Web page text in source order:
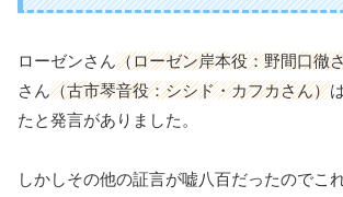
ローゼンさん（ローゼン岸本役：野間口徹
さん（古市琴音役：シシド・カフカさん）
たと発言がありました。
しかしその他の証言が嘘八百だったのでこ